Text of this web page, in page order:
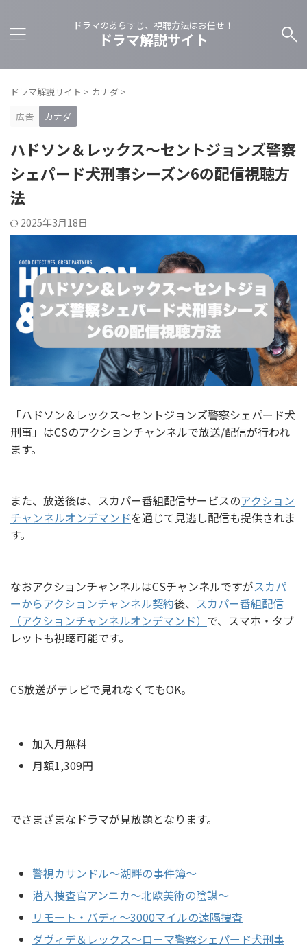
ドラマのあらすじ、視聴方法はお任せ！
ドラマ解説サイト
ドラマ解説サイト > カナダ >
広告
カナダ
ハドソン＆レックス～セントジョンズ警察
シェパード犬刑事シーズン6の配信視聴方
法
2025年3月18日
「ハドソン＆レックス～セントジョンズ警察シェパード犬
刑事」はCSのアクションチャンネルで放送/配信が行われ
ます。
また、放送後は、スカパー番組配信サービスのアクション
チャンネルオンデマンドを通じて見逃し配信も提供されま
す。
なおアクションチャンネルはCSチャンネルですがスカパ
ーからアクションチャンネル契約後、 スカパー番組配信
（アクションチャンネルオンデマンド） で、スマホ・タブ
レットも視聴可能です。
CS放送がテレビで見れなくてもOK。
加入月無料
月額1,309円
でさまざまなドラマが見放題となります。
警視カサンドル～湖畔の事件簿～
潜入捜査官アンニカ～北欧美術の陰謀～
リモート・バディ～3000マイルの遠隔捜査
ダヴィデ＆レックス～ローマ警察シェパード犬刑事